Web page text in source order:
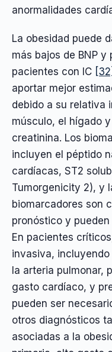
anormalidades
La obesidad puede
más bajos de BNP y
pacientes con IC [32]
aportar mejor
debido a su relativa
músculo, el hígado
creatinina. Los
incluyen el péptido
cardíacas, ST2
Tumorgenicity 2), y
biomarcadores son
pronóstico y
En pacientes
invasiva,
la arteria pulmonar,
gasto cardíaco, y
pueden ser
otros diagnósticos
asociadas a la